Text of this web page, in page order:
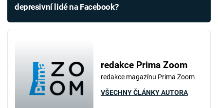
depresivní lidé na Facebook?
redakce Prima Zoom
redakce magazínu Prima Zoom
VŠECHNY ČLÁNKY AUTORA